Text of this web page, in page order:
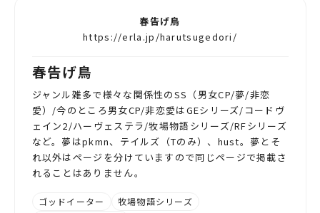
春告げ鳥
https://erla.jp/harutsugedori/
春告げ鳥
ジャンル雑多で様々な関係性のSS（男女CP/夢/非恋
愛）/今のところ男女CP/非恋愛はGEシリーズ/コードヴ
ェイン2/ハーヴェステラ/牧場物語シリーズ/RFシリーズ
など。夢はpkmn、テイルズ（Tのみ）、hust。夢とそ
れ以外はページを分けていますので同じページで掲載さ
れることはありません。
ゴッドイーター 牧場物語シリーズ